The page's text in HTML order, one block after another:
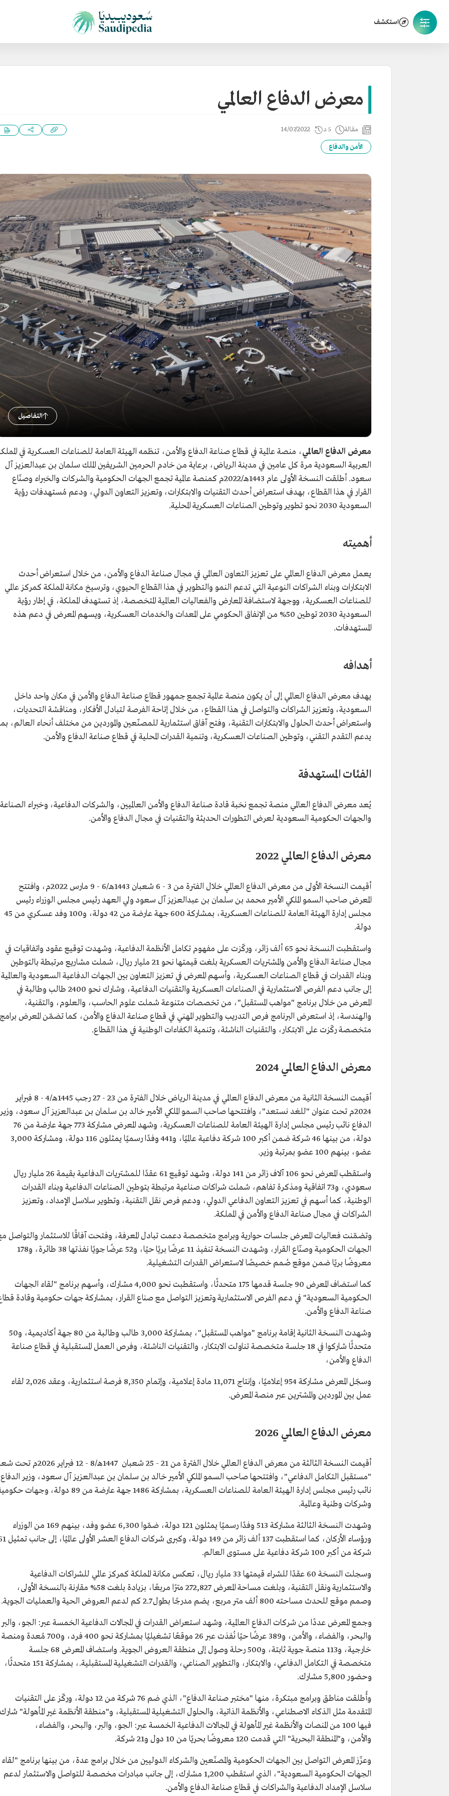
استكشف
معرض الدفاع العالمي
مقالة 5 د 14/07/2022
الأمن والدفاع
التفاصيل
معرض الدفاع العالمي، منصة عالمية في قطاع صناعة الدفاع والأمن، تنظمه الهيئة العامة للصناعات العسكرية في
العربية السعودية مرة كل عامين في مدينة الرياض، برعاية من خادم الحرمين الشريفين الملك سلمان بن عبدالعزيز آل
سعود. أطلقت النسخة الأولى عام 1443هـ/2022م كمنصة عالمية تجمع الجهات الحكومية والشركات والخبراء وصنّاع
القرار في هذا القطاع، بهدف استعراض أحدث التقنيات والابتكارات، وتعزيز التعاون الدولي، ودعم مُستهدفات رؤية
السعودية 2030 نحو تطوير وتوطين الصناعات العسكرية المحلية.
أهميته
يعمل معرض الدفاع العالمي على تعزيز التعاون العالمي في مجال صناعة الدفاع والأمن، من خلال استعراض أحدث
الابتكارات وبناء الشراكات النوعية التي تدعم النمو والتطوير في هذا القطاع الحيوي، وترسيخ مكانة المملكة كمركز عالمي
للصناعات العسكرية، ووجهة لاستضافة المعارض والفعاليات العالمية المتخصصة، إذ تستهدف المملكة، في إطار رؤية
السعودية 2030 توطين 50% من الإنفاق الحكومي على المعدات والخدمات العسكرية، ويسهم المعرض في دعم هذه
المستهدفات.
أهدافه
يهدف معرض الدفاع العالمي إلى أن يكون منصة عالمية تجمع جمهور قطاع صناعة الدفاع والأمن في مكان واحد داخل
السعودية، وتعزيز الشراكات والتواصل في هذا القطاع، من خلال إتاحة الفرصة لتبادل الأفكار، ومناقشة التحديات،
واستعراض أحدث الحلول والابتكارات التقنية، وفتح آفاق استثمارية للمصنّعين والموردين من مختلف أنحاء العالم،
يدعم التقدم التقني، وتوطين الصناعات العسكرية، وتنمية القدرات المحلية في قطاع صناعة الدفاع والأمن.
الفئات المستهدفة
يُعد معرض الدفاع العالمي منصة تجمع نخبة قادة صناعة الدفاع والأمن العالميين، والشركات الدفاعية، وخبراء
والجهات الحكومية السعودية لعرض التطورات الحديثة والتقنيات في مجال الدفاع والأمن.
معرض الدفاع العالمي 2022
أقيمت النسخة الأولى من معرض الدفاع العالمي خلال الفترة من 3 - 6 شعبان 1443هـ/6 - 9 مارس 2022م، وافتتح
المعرض صاحب السمو الملكي الأمير محمد بن سلمان بن عبدالعزيز آل سعود ولي العهد رئيس مجلس الوزراء رئيس
مجلس إدارة الهيئة العامة للصناعات العسكرية، بمشاركة 600 جهة عارضة من 42 دولة، و100 وفد عسكري من 45
دولة.
واستقطبت النسخة نحو 65 ألف زائر، وركّزت على مفهوم تكامل الأنظمة الدفاعية، وشهدت توقيع عقود واتفاقيات في
مجال صناعة الدفاع والأمن والمشتريات العسكرية بلغت قيمتها نحو 21 مليار ريال، شملت مشاريع مرتبطة بالتوطين
وبناء القدرات في قطاع الصناعات العسكرية، وأسهم المعرض في تعزيز التعاون بين الجهات الدفاعية السعودية
إلى جانب دعم الفرص الاستثمارية في الصناعات العسكرية والتقنيات الدفاعية، وشارك نحو 2400 طالب وطالبة في
المعرض من خلال برنامج "مواهب المستقبل"، من تخصصات متنوعة شملت علوم الحاسب، والعلوم، والتقنية،
والهندسة، إذ استعرض البرنامج فرص التدريب والتطوير المهني في قطاع صناعة الدفاع والأمن، كما تضمّن المعرض برامج
متخصصة ركّزت على الابتكار، والتقنيات الناشئة، وتنمية الكفاءات الوطنية في هذا القطاع.
معرض الدفاع العالمي 2024
أقيمت النسخة الثانية من معرض الدفاع العالمي في مدينة الرياض خلال الفترة من 23 - 27 رجب 1445هـ/4 - 8 فبراير
2024م تحت عنوان "للغد نستعد"، وافتتحها صاحب السمو الملكي الأمير خالد بن سلمان بن عبدالعزيز آل سعود، وزير
الدفاع نائب رئيس مجلس إدارة الهيئة العامة للصناعات العسكرية، وشهد المعرض مشاركة 773 جهة عارضة من 76
دولة، من بينها 46 شركة ضمن أكبر 100 شركة دفاعية عالميًا، و441 وفدًا رسميًا يمثلون 116 دولة، ومشاركة 3,000
عضو، بينهم 100 عضو بمرتبة وزير.
واستقطب المعرض نحو 106 آلاف زائر من 141 دولة، وشهد توقيع 61 عقدًا للمشتريات الدفاعية بقيمة 26 مليار ريال
سعودي، و73 اتفاقية ومذكرة تفاهم، شملت شراكات صناعية مرتبطة بتوطين الصناعات الدفاعية وبناء القدرات
الوطنية، كما أسهم في تعزيز التعاون الدفاعي الدولي، ودعم فرص نقل التقنية، وتطوير سلاسل الإمداد، وتعزيز
الشراكات في مجال صناعة الدفاع والأمن في المملكة.
وتضمّنت فعاليات المعرض جلسات حوارية وبرامج متخصصة دعمت تبادل المعرفة، وفتحت آفاقًا للاستثمار والتواصل
الجهات الحكومية وصنّاع القرار، وشهدت النسخة تنفيذ 11 عرضًا بريًا حيًا، و52 عرضًا جويًا نفذتها 38 طائرة، و178
معروضًا بريًا ضمن موقع صُمم خصيصًا لاستعراض القدرات التشغيلية.
كما استضاف المعرض 90 جلسة قدمها 175 متحدثًا، واستقطبت نحو 4,000 مشارك، وأسهم برنامج "لقاء الجهات
الحكومية السعودية" في دعم الفرص الاستثمارية وتعزيز التواصل مع صناع القرار، بمشاركة جهات حكومية وقادة
صناعة الدفاع والأمن.
وشهدت النسخة الثانية إقامة برنامج "مواهب المستقبل"، بمشاركة 3,000 طالب وطالبة من 80 جهة أكاديمية، و50
متحدثًا شاركوا في 18 جلسة متخصصة تناولت الابتكار، والتقنيات الناشئة، وفرص العمل المستقبلية في قطاع صناعة
الدفاع والأمن،
وسجّل المعرض مشاركة 954 إعلاميًا، وإنتاج 11,071 مادة إعلامية، وإتمام 8,350 فرصة استثمارية، وعقد 2,026 لقاء
عمل بين الموردين والمشترين عبر منصة المعرض.
معرض الدفاع العالمي 2026
أقيمت النسخة الثالثة من معرض الدفاع العالمي خلال الفترة من 21 - 25 شعبان 1447هـ/8 - 12
"مستقبل التكامل الدفاعي"، وافتتحها صاحب السمو الملكي الأمير خالد بن سلمان بن عبدالعزيز آل سعود، وزير الدفاع
نائب رئيس مجلس إدارة الهيئة العامة للصناعات العسكرية، بمشاركة 1486 جهة عارضة من 89 دولة، وجهات
وشركات وطنية وعالمية.
وشهدت النسخة الثالثة مشاركة 513 وفدًا رسميًا يمثلون 121 دولة، ضمّوا 6,300 عضو وفد، بينهم 169 من الوزراء
ورؤساء الأركان، كما استقطبت 137 ألف زائر من 149 دولة، وكبرى
شركة من أكبر 100 شركة دفاعية على مستوى العالم.
وسجلت النسخة 60 عقدًا للشراء قيمتها 33 مليار ريال، تعكس مكانة المملكة كمركز عالمي للشراكات الدفاعية
والاستثمارية ونقل التقنية، وبلغت مساحة المعرض 272,827 مترًا مربعًا، بزيادة بلغت 58% مقارنة بالنسخة الأولى،
وصمم موقع للحدث مساحته 800 ألف متر مربع، يضم مدرجًا بطول 2.7 كم لدعم العروض الحية والعمليات الجوية.
وجمع المعرض عددًا من شركات الدفاع العالمية، وشهد استعراض القدرات في المجالات الدفاعية الخمسة عبر: الجو،
والبحر، والفضاء، والأمن، و389 عرضًا حيًا نُفذت عبر 26 موقعًا تشغيليًا بمشاركة نحو 400 فرد، و700 مُعدة ومنصة
خارجية، و113 منصة جوية ثابتة، و500 رحلة وصول إلى منطقة العروض الجوية. واستضاف المعرض 68 جلسة
متخصصة في التكامل الدفاعي، والابتكار، والتطوير الصناعي، والقدرات التشغيلية المستقبلية.، بمشاركة 151 متحدثًا،
وحضور 5,800 مشارك.
وأُطلقت مناطق وبرامج مبتكرة، منها "مختبر صناعة الدفاع"، الذي ضم 76 شركة من 12 دولة، وركّز على التقنيات
المتقدمة مثل الذكاء الاصطناعي، والأنظمة الذاتية، والحلول التشغيلية المستقبلية، و"منطقة الأنظمة غير المأهولة" شارك
فيها 100 من المنصات والأنظمة غير المأهولة في المجالات الدفاعية الخمسة عبر: الجو، والبر، والبحر، والفضاء،
والأمن، و"المنطقة البحرية" التي قدمت 120 معروضًا بحريًا من 10 دول و21 شركة.
وعزّز المعرض التواصل بين الجهات الحكومية والمصنّعين والشركاء الدوليين من خلال برامج عدة، من بينها برنامج "لقاء
الجهات الحكومية السعودية"، الذي استقطب 1,200 مشارك، إلى جانب مبادرات مخصصة للتواصل والاستثمار لدعم
سلاسل الإمداد الدفاعية والشراكات في قطاع صناعة الدفاع والأمن.